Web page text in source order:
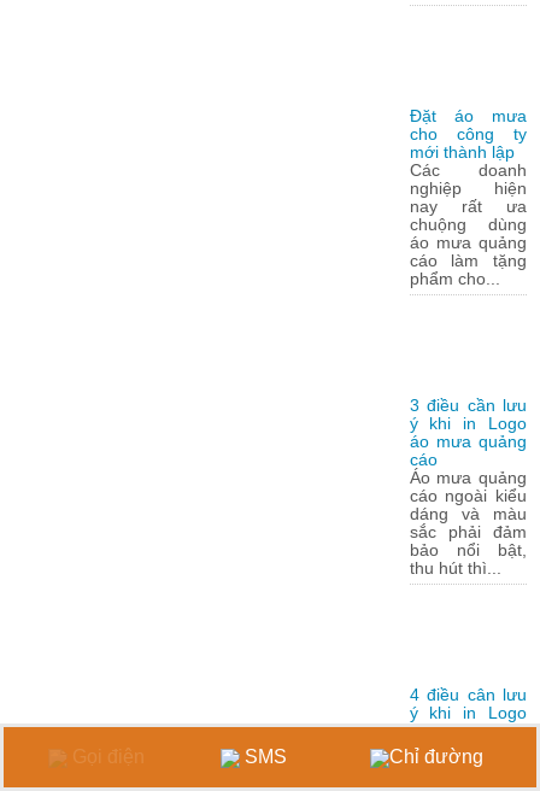
Đặt áo mưa
cho công ty
mới thành lập
Các doanh
nghiệp hiện
nay rất ưa
chuộng dùng
áo mưa quảng
cáo làm tặng
phẩm cho...
3 điều cần lưu
ý khi in Logo
áo mưa quảng
cáo
Áo mưa quảng
cáo ngoài kiểu
dáng và màu
sắc phải đảm
bảo nổi bật,
thu hút thì...
4 điều cân lưu
ý khi in Logo
lên áo mưa
Việc in logo
cũng như
slogan lên áo
Gọi điện SMS Chỉ đường